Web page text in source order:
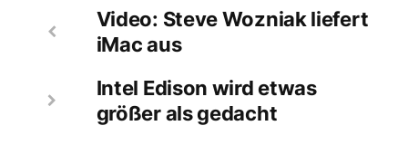
Video: Steve Wozniak liefert
iMac aus
Intel Edison wird etwas
größer als gedacht